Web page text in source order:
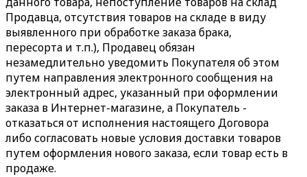
Продавца, отсутствия товаров на складе в виду
выявленного при обработке заказа брака,
пересорта и т.п.), Продавец обязан
незамедлительно уведомить Покупателя об этом
путем направления электронного сообщения на
электронный адрес, указанный при оформлении
заказа в Интернет-магазине, а Покупатель -
отказаться от исполнения настоящего Договора
либо согласовать новые условия доставки товаров
путем оформления нового заказа, если товар есть в
продаже.